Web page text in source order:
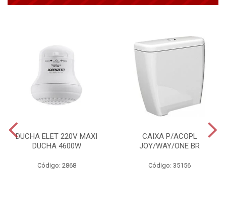
DUCHA ELET 220V MAXI
DUCHA 4600W
Código: 2868
CAIXA P/ACOPL
JOY/WAY/ONE BR
Código: 35156